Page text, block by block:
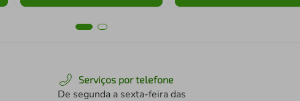
Serviços por telefone
De segunda a sexta-feira das